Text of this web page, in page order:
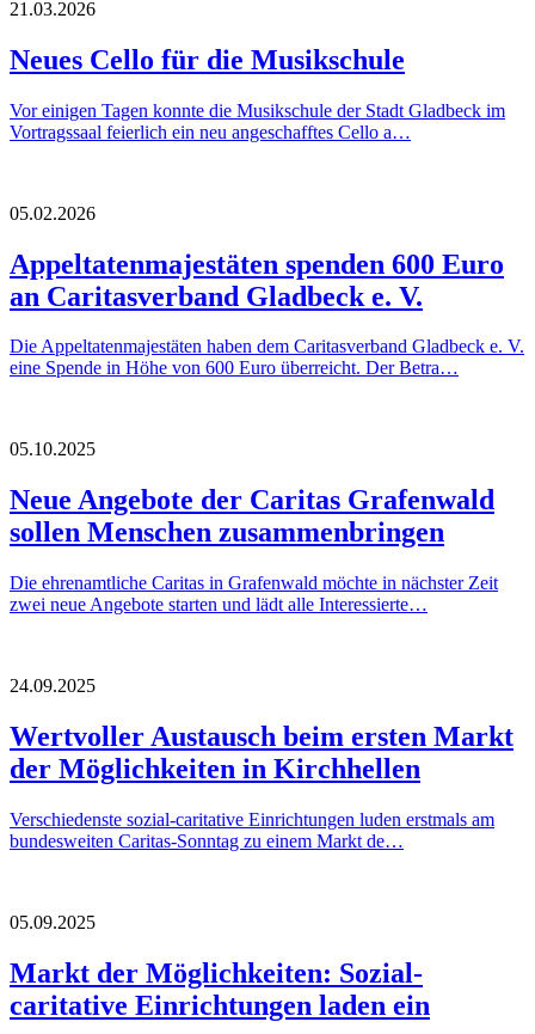
21.03.2026
Neues Cello für die Musikschule
Vor einigen Tagen konnte die Musikschule der Stadt Gladbeck im
Vortragssaal feierlich ein neu angeschafftes Cello a…
05.02.2026
Appeltatenmajestäten spenden 600 Euro
an Caritasverband Gladbeck e. V.
Die Appeltatenmajestäten haben dem Caritasverband Gladbeck e. V.
eine Spende in Höhe von 600 Euro überreicht. Der Betra…
05.10.2025
Neue Angebote der Caritas Grafenwald
sollen Menschen zusammenbringen
Die ehrenamtliche Caritas in Grafenwald möchte in nächster Zeit
zwei neue Angebote starten und lädt alle Interessierte…
24.09.2025
Wertvoller Austausch beim ersten Markt
der Möglichkeiten in Kirchhellen
Verschiedenste sozial-caritative Einrichtungen luden erstmals am
bundesweiten Caritas-Sonntag zu einem Markt de…
05.09.2025
Markt der Möglichkeiten: Sozial-
caritative Einrichtungen laden ein